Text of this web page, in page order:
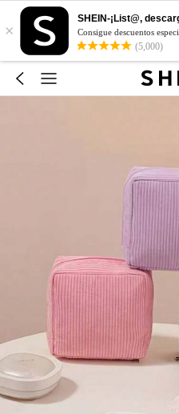
×
SHEIN-¡List@,
Consigue descuentos
(5,000)